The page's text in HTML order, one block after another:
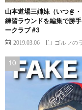
山本道場三姉妹（いつき
練習ラウンドを編集で勝
ークラブ #3
2019.03.06 ゴルフの